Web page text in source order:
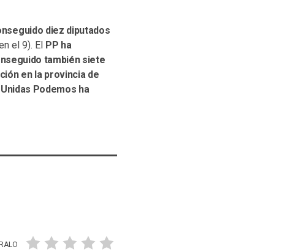
diez diputados
el 9). El PP ha
también siete
en la provincia de
Podemos ha